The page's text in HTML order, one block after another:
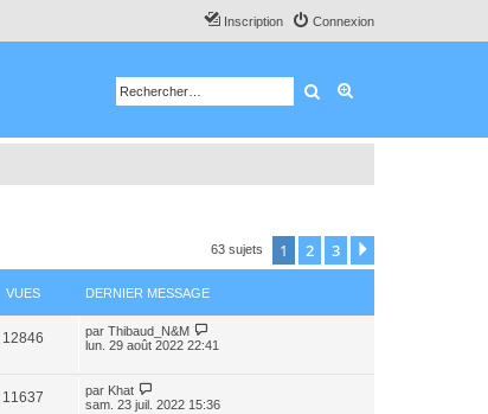
Connexion
Inscription
Rechercher
63 sujets 1 2 3
VUES DERNIER MESSAGE
12846 par Thibaud_N&M
lun. 29 août 2022 22:41
11637 par Khat
sam. 23 juil. 2022 15:36